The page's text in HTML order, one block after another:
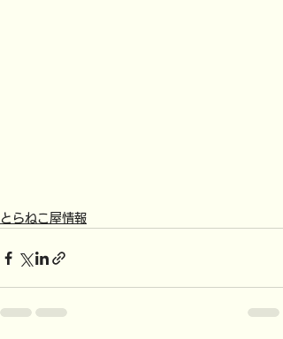
とらねこ屋情報